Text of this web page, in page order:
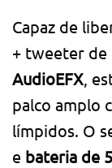
Capaz de
+ tweeter de
AudioEFX,
palco amplo
límpidos. O
e bateria de